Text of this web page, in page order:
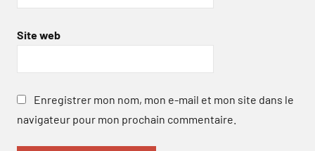
Site web
Enregistrer mon nom, mon e-mail et mon site dans le
navigateur pour mon prochain commentaire.